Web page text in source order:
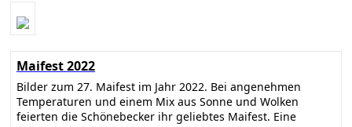
Maifest 2022
Bilder zum 27. Maifest im Jahr 2022. Bei angenehmen
Temperaturen und einem Mix aus Sonne und Wolken
feierten die Schönebecker ihr geliebtes Maifest. Eine